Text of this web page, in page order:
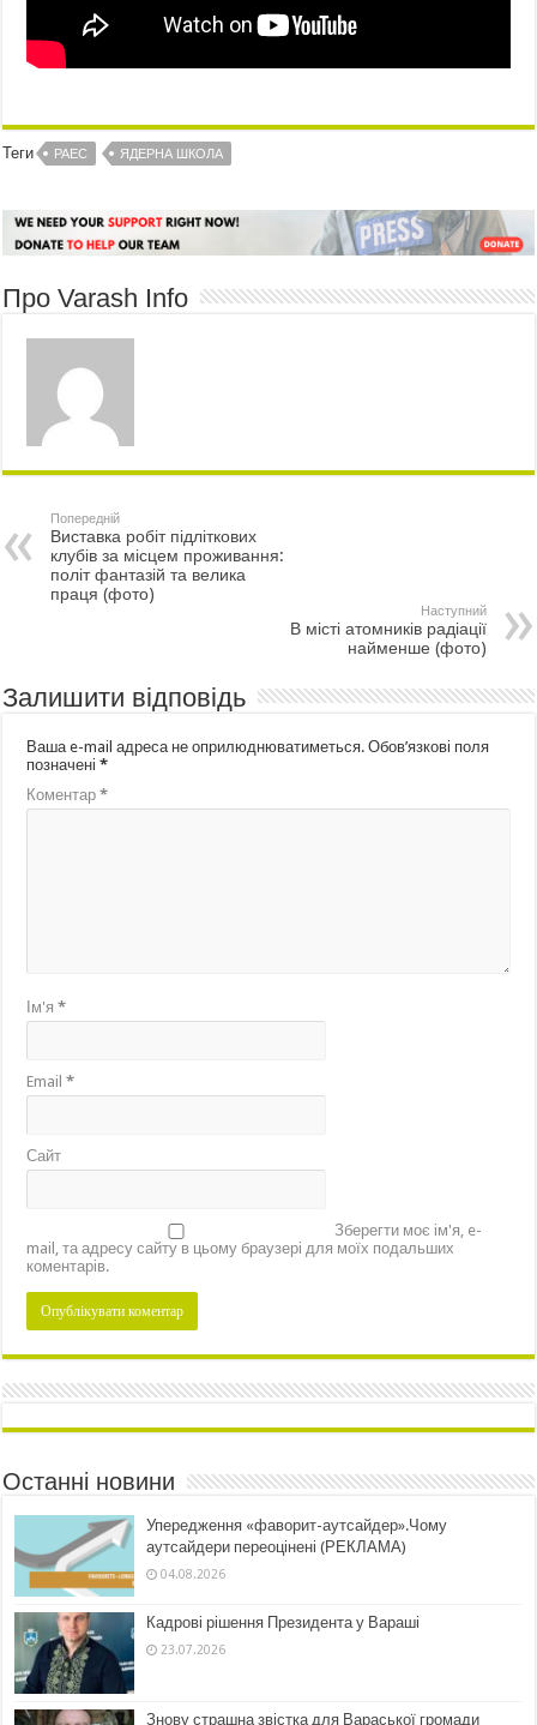
Теги РАЕС ЯДЕРНА ШКОЛА
Про Varash Info
Попередній
Виставка робіт підліткових
клубів за місцем проживання:
політ фантазій та велика
праця (фото)
Наступний
В місті атомників радіації
найменше (фото)
Залишити відповідь
Ваша e-mail адреса не оприлюднюватиметься. Обов’язкові поля
позначені*
Коментар*
Ім'я*
Email*
Сайт
Зберегти моє ім'я, e-
mail, та адресу сайту в цьому браузері для моїх подальших
коментарів.
Останні новини
Упередження «фаворит-аутсайдер».Чому
аутсайдери переоцінені (РЕКЛАМА)
04.08.2026
Кадрові рішення Президента у Вараші
23.07.2026
Знову страшна звістка для Вараської громади